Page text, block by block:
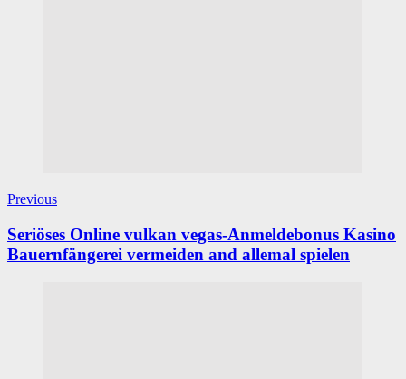
Previous
Seriöses Online vulkan vegas-Anmeldebonus Kasino
Bauernfängerei vermeiden and allemal spielen